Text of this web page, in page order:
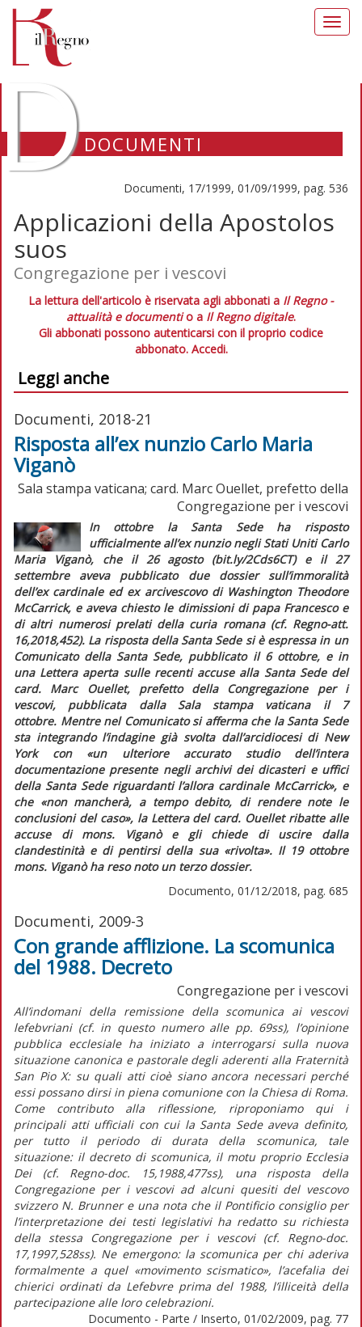
DOCUMENTI
Documenti, 17/1999, 01/09/1999, pag. 536
Applicazioni della Apostolos
suos
Congregazione per i vescovi
La lettura dell'articolo è riservata agli abbonati a Il Regno -
attualità e documentio a Il Regno digitale.
Gli abbonati possono autenticarsi con il proprio codice
abbonato. Accedi.
Leggi anche
Documenti, 2018-21
Risposta all’ex nunzio Carlo Maria
Viganò
Sala stampa vaticana; card. Marc Ouellet, prefetto della
Congregazione per i vescovi
In ottobre la Santa Sede ha risposto
ufficialmente all’ex nunzio negli Stati Uniti Carlo
Maria Viganò, che il 26 agosto (bit.ly/2Cds6CT) e il 27
settembre aveva pubblicato due dossier sull’immoralità
dell’ex cardinale ed ex arcivescovo di Washington Theodore
McCarrick, e aveva chiesto le dimissioni di papa Francesco e
di altri numerosi prelati della curia romana (cf. Regno-att.
16,2018,452). La risposta della Santa Sede si è espressa in un
Comunicato della Santa Sede, pubblicato il 6 ottobre, e in
una Lettera aperta sulle recenti accuse alla Santa Sede del
card. Marc Ouellet, prefetto della Congregazione per i
vescovi, pubblicata dalla Sala stampa vaticana il 7
ottobre. Mentre nel Comunicatosi afferma che la Santa Sede
sta integrando l’indagine già svolta dall’arcidiocesi di New
York con «un ulteriore accurato studio dell’intera
documentazione presente negli archivi dei dicasteri e uffici
della Santa Sede riguardanti l’allora cardinale McCarrick», e
che «non mancherà, a tempo debito, di rendere note le
conclusioni del caso», la Letteradel card. Ouellet ribatte alle
accuse di mons. Viganò e gli chiede di uscire dalla
clandestinità e di pentirsi della sua «rivolta». Il 19 ottobre
mons. Viganò ha reso noto un terzo dossier.
Documento, 01/12/2018, pag. 685
Documenti, 2009-3
Con grande afflizione. La scomunica
del 1988. Decreto
Congregazione per i vescovi
All’indomani della remissione della scomunica ai vescovi
lefebvriani (cf. in questo numero alle pp. 69ss), l’opinione
pubblica ecclesiale ha iniziato a interrogarsi sulla nuova
situazione canonica e pastorale degli aderenti alla Fraternità
San Pio X: su quali atti cioè siano ancora necessari perché
essi possano dirsi in piena comunione con la Chiesa di Roma.
Come contributo alla riflessione, riproponiamo qui i
principali atti ufficiali con cui la Santa Sede aveva definito,
per tutto il periodo di durata della scomunica, tale
situazione: il decreto di scomunica, il motu proprio Ecclesia
Dei (cf. Regno-doc. 15,1988,477ss), una risposta della
Congregazione per i vescovi ad alcuni quesiti del vescovo
svizzero N. Brunner e una nota che il Pontificio consiglio per
l’interpretazione dei testi legislativi ha redatto su richiesta
della stessa Congregazione per i vescovi (cf. Regno-doc.
17,1997,528ss). Ne emergono: la scomunica per chi aderiva
formalmente a quel «movimento scismatico», l’acefalia dei
chierici ordinati da Lefebvre prima del 1988, l’illiceità della
partecipazione alle loro celebrazioni.
Documento - Parte / Inserto, 01/02/2009, pag. 77